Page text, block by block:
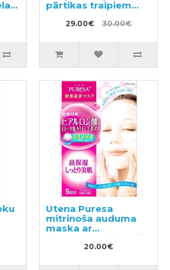
pārtikas traipiem
220g + pildviela 200g
29.00€ 30.00€
Utena Puresa
mitrinoša auduma
maska ar
hialuronskābi un bišu
māšu peru pieniņu
20.00€